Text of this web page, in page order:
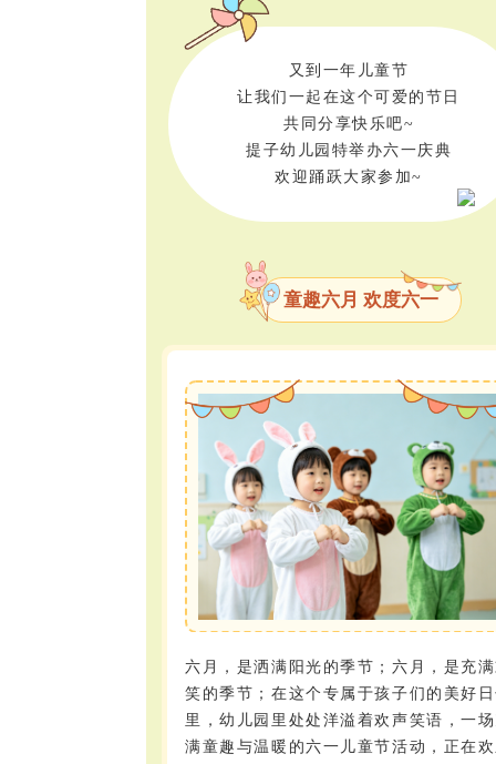
又到一年儿童节
让我们一起在这个可爱的节日
共同分享快乐吧~
提子幼儿园特举办六一庆典
欢迎踊跃大家参加~
童趣六月 欢度六一
六月，是洒满阳光的季节；六月，是充
笑的季节；在这个专属于孩子们的美好
里，幼儿园里处处洋溢着欢声笑语，一
满童趣与温暖的六一儿童节活动，正在